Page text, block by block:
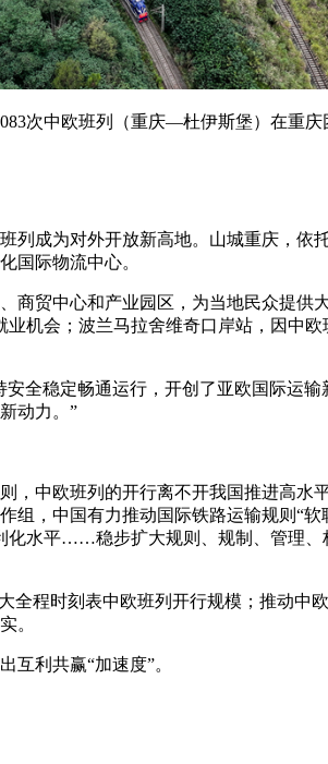
次中欧班列（重庆—杜伊斯堡）在重庆
列成为对外开放新高地。山城重庆，依
国际物流中心。
商贸中心和产业园区，为当地民众提供
机会；波兰马拉舍维奇口岸站，因中
全稳定畅通运行，开创了亚欧国际运
动力。”
，中欧班列的开行离不开我国推进高水
组，中国有力推动国际铁路运输规则“
化水平……稳步扩大规则、规制、管理
全程时刻表中欧班列开行规模；推动
。
互利共赢“加速度”。